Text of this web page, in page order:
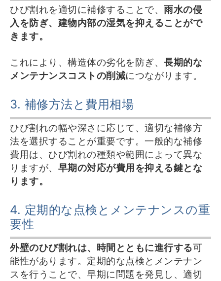
ひび割れを適切に補修することで、 雨水の侵
入を防ぎ、建物内部の湿気を抑えることがで
きます。
これにより、構造体の劣化を防ぎ、 長期的な
メンテナンスコストの削減につながります。
3. 補修方法と費用相場
ひび割れの幅や深さに応じて、適切な補修方
法を選択することが重要です。一般的な補修
費用は、ひび割れの種類や範囲によって異な
りますが、 早期の対応が費用を抑える鍵とな
ります。
4. 定期的な点検とメンテナンスの重
要性
外壁のひび割れは、時間とともに進行する可
能性があります。定期的な点検とメンテナン
スを行うことで、早期に問題を発見し、適切